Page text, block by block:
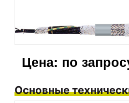
Цена: по
Основные